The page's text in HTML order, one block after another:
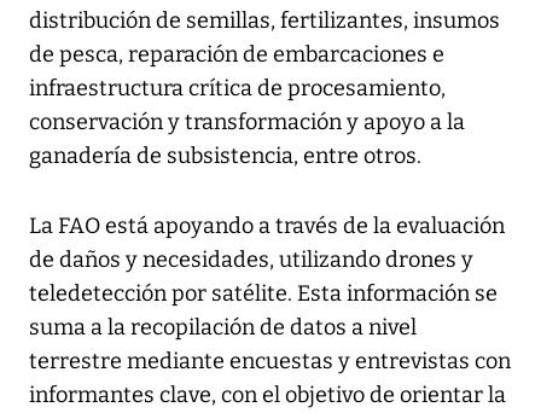
distribución de semillas, fertilizantes, insumos
de pesca, reparación de embarcaciones e
infraestructura crítica de procesamiento,
conservación y transformación y apoyo a la
ganadería de subsistencia, entre otros.
La FAO está apoyando a través de la evaluación
de daños y necesidades, utilizando drones y
teledetección por satélite. Esta información se
suma a la recopilación de datos a nivel
terrestre mediante encuestas y entrevistas con
informantes clave, con el objetivo de orientar la